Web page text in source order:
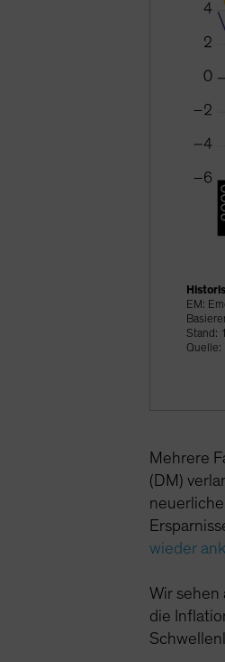
EM:
Stand:
Quelle:
Mehrere
(DM)
wieder
Wir sehen
die